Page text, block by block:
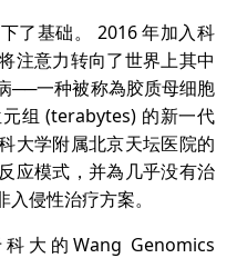
了基础。 2016 年加入科
注意力转向了世界上其中
──一种被称為胶质母细胞
组 (terabytes) 的新一代
大学附属北京天坛医院的
应模式，并為几乎没有治
侵性治疗方案。
大的Wang Genomics